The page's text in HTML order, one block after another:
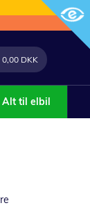
0,00 DKK
Alt til elbil